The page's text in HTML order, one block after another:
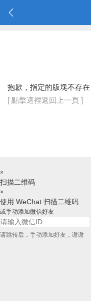
抱歉，指定的版塊不存在
[ 點擊這裡返回上一頁 ]
×
扫描二维码
×
使用 WeChat 扫描二维码
或手动添加微信好友
请跳转后，手动添加好友，谢谢